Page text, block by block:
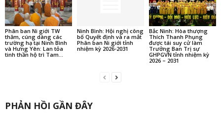
Phân ban Ni giới TW
thăm, cúng dàng các
trường hạ tại Ninh Bình
và Hưng Yên: Lan tỏa
tinh thần hộ trì Tam...
Ninh Bình: Hội nghị công
bố Quyết định và ra mắt
Phân ban Ni giới tỉnh
nhiệm kỳ 2026-2031
Bắc Ninh: Hòa thượng
Thích Thanh Phụng
được tái suy cử làm
Trưởng Ban Trị sự
GHPGVN tỉnh nhiệm kỳ
2026 – 2031
PHẢN HỒI GẦN ĐÂY